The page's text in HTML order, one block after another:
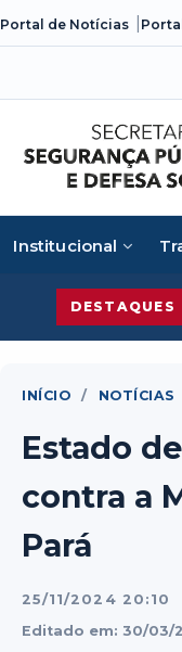
Portal de Notícias
Institucional
DESTAQUES
promovido
INÍCIO / NOTÍCIAS
Estado
contra a
Pará
25/11/2024 20:10
Editado em: 30/03/